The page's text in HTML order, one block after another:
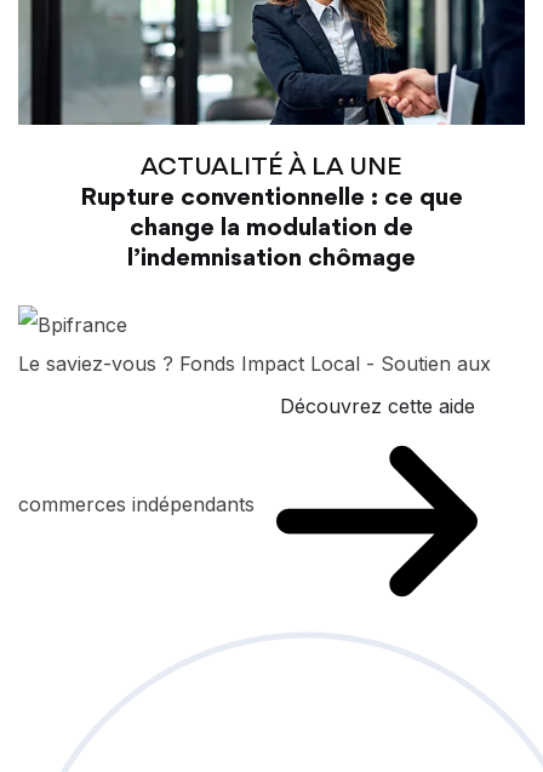
ACTUALITÉ À LA UNE
Rupture conventionnelle : ce que
change la modulation de
l’indemnisation chômage
Le saviez-vous ? Fonds Impact Local - Soutien aux
commerces indépendants
Découvrez cette aide